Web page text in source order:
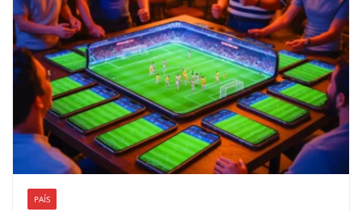
PAÍS